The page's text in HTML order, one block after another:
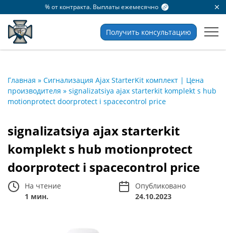
% от контракта. Выплаты ежемесячно
Получить консультацию
Главная » Сигнализация Ajax StarterKit комплект | Цена
производителя » signalizatsiya ajax starterkit komplekt s hub
motionprotect doorprotect i spacecontrol price
signalizatsiya ajax starterkit
komplekt s hub motionprotect
doorprotect i spacecontrol price
На чтение
1 мин.
Опубликовано
24.10.2023